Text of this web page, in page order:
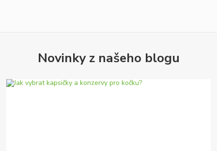
Novinky z našeho blogu